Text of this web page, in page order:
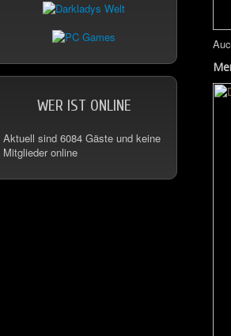
WER IST ONLINE
Aktuell sind 6084 Gäste und keine
Mitglieder online